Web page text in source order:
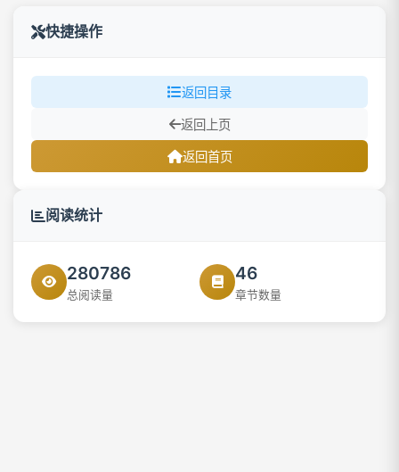
快捷操作
返回目录
返回上页
返回首页
阅读统计
280786
总阅读量
46
章节数量